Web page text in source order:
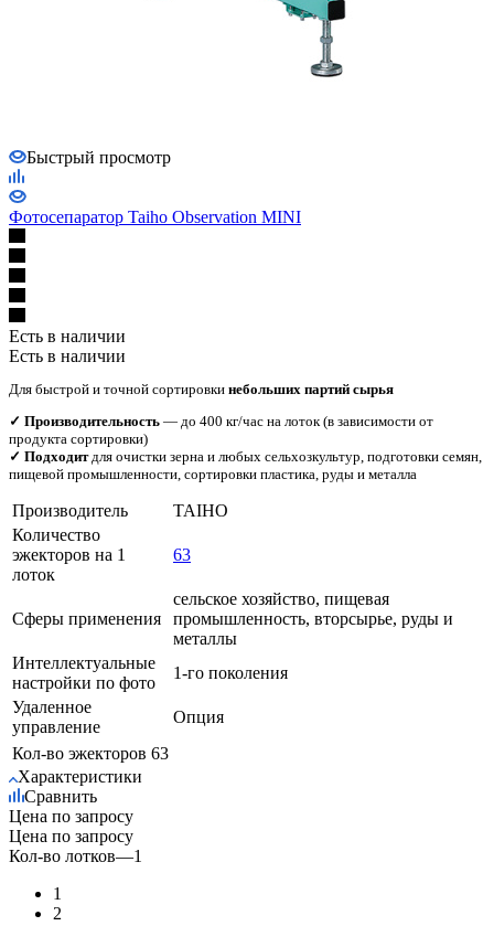
Быстрый просмотр
Фотосепаратор Taiho Observation MINI
Есть в наличии
Есть в наличии
Для быстрой и точной сортировки небольших партий сырья
✓ Производительность — до 400 кг/час на лоток (в зависимости от
продукта сортировки)
✓ Подходитдля очистки зерна и любых сельхозкультур, подготовки семян,
пищевой промышленности, сортировки пластика, руды и металла
Производитель
TAIHO
Количество
эжекторов на 1
лоток
63
Сферы применения
сельское хозяйство, пищевая
промышленность, вторсырье, руды и
металлы
Интеллектуальные
настройки по фото
1-го поколения
Удаленное
управление
Опция
Кол-во эжекторов 63
Характеристики
Сравнить
Цена по запросу
Цена по запросу
Кол-во лотков—1
1
2